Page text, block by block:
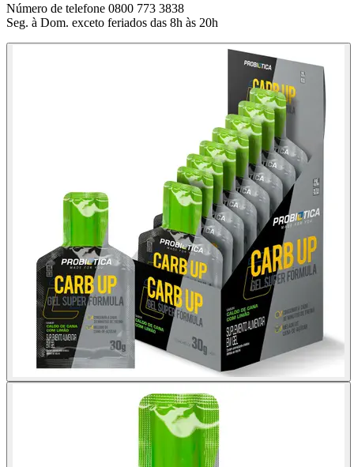
Número de telefone 0800 773 3838
Seg. à Dom. exceto feriados das 8h às 20h